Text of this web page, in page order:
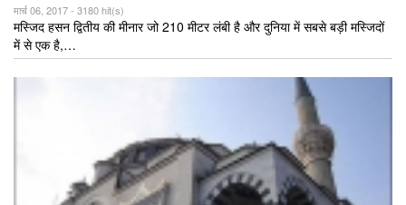
मार्च 06, 2017 - 3180 hit(s)
मस्जिद हसन द्वितीय की मीनार जो 210 मीटर लंबी है और दुनिया में सबसे बड़ी मस्जिदों
में से एक है,…